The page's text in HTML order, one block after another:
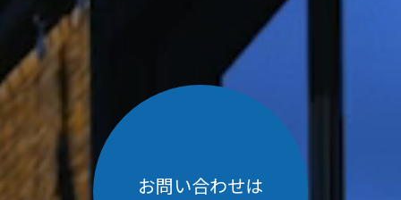
お問い合わせは